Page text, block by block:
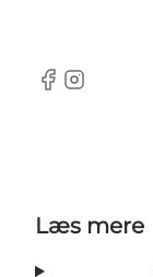
Facebook
Instagram
Læs mere